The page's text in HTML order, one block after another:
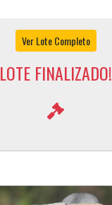
Ver Lote Completo
LOTE FINALIZADO!